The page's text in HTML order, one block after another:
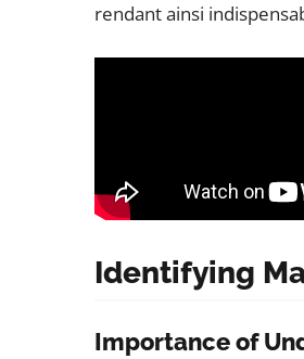
rendant ainsi
Identifying
Importance of